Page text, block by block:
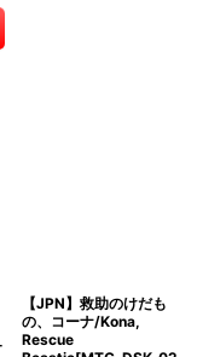
【JPN】救助のけだも
の、コーナ/Kona,
Rescue